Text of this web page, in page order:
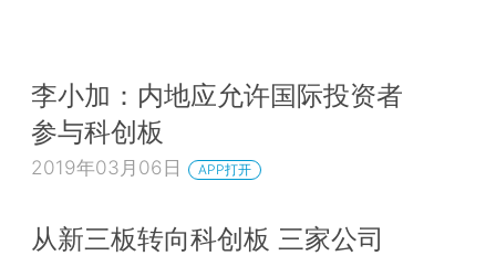
李小加：内地应允许国际投资者
参与科创板
2019年03月06日 APP打开
从新三板转向科创板 三家公司